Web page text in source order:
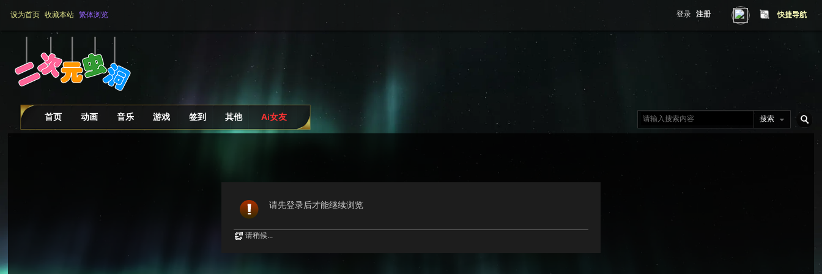
设为首页 收藏本站 繁体浏览 快捷导航
登录 注册
搜索
首页 动画 音乐 游戏 签到 其他 Ai女友
请先登录后才能继续浏览
请稍候...